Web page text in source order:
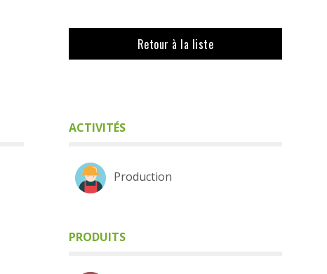
Retour à la liste
ACTIVITÉS
Production
PRODUITS